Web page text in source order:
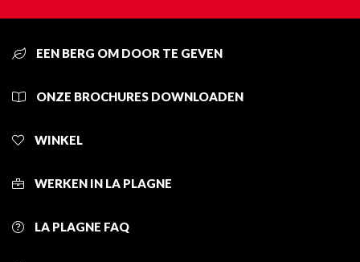
EEN BERG OM DOOR TE GEVEN
ONZE BROCHURES DOWNLOADEN
WINKEL
WERKEN IN LA PLAGNE
LA PLAGNE FAQ